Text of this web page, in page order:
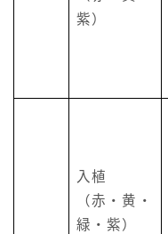
紫）
入植
（赤・黄・
緑・紫）